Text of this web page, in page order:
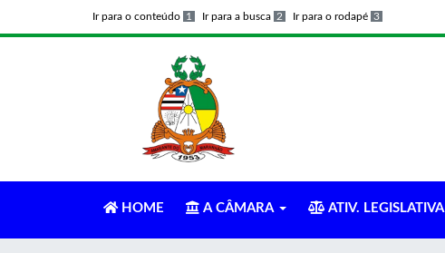
Ir para o conteúdo 1 Ir para a busca 2 Ir para o rodapé 3
HOME A CÂMARA ATIV. LEGISLATIVA